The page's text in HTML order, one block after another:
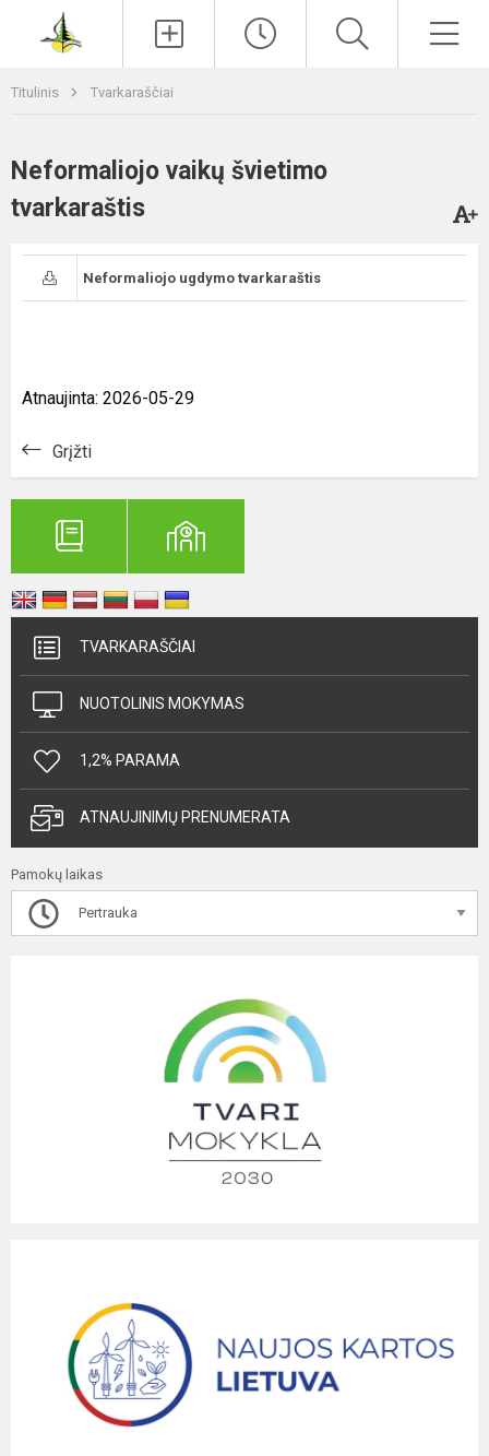
Titulinis Tvarkaraščiai
Neformaliojo vaikų švietimo
tvarkaraštis
Neformaliojo ugdymo tvarkaraštis
Atnaujinta: 2026-05-29
Grįžti
TVARKARAŠČIAI
NUOTOLINIS MOKYMAS
1,2% PARAMA
ATNAUJINIMŲ PRENUMERATA
Pamokų laikas
Pertrauka